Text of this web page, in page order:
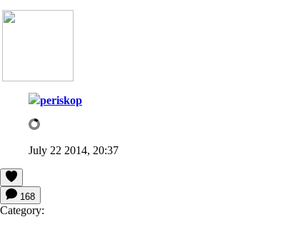
periskop
July 22 2014, 20:37
168
Category: